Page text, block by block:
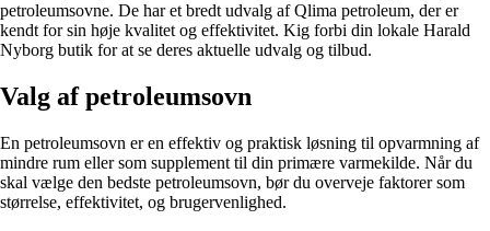
petroleumsovne. De har et bredt udvalg af Qlima petroleum, der er
kendt for sin høje kvalitet og effektivitet. Kig forbi din lokale Harald
Nyborg butik for at se deres aktuelle udvalg og tilbud.
Valg af petroleumsovn
En petroleumsovn er en effektiv og praktisk løsning til opvarmning af
mindre rum eller som supplement til din primære varmekilde. Når du
skal vælge den bedste petroleumsovn, bør du overveje faktorer som
størrelse, effektivitet, og brugervenlighed.